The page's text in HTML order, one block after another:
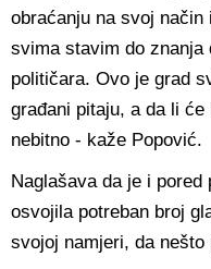
obraćanju na svoj
svima stavim do znanja
političara. Ovo je grad
građani pitaju, a da li
nebitno - kaže Popović.
Naglašava da je i
osvojila potreban broj
svojoj namjeri, da nešto